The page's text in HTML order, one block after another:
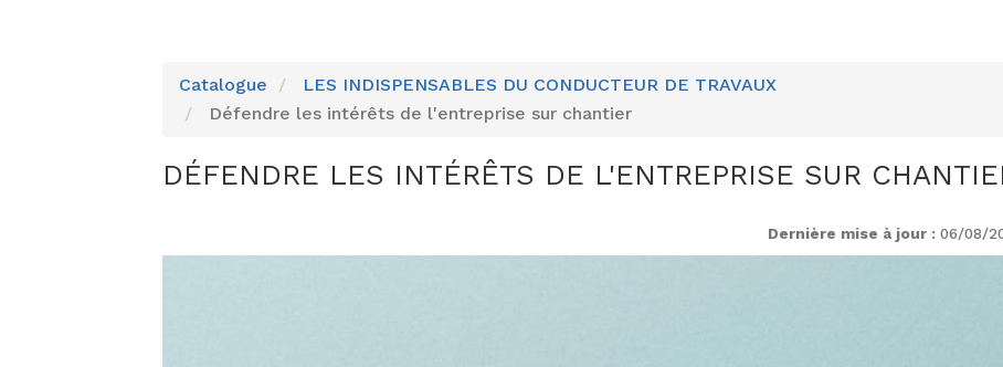
Catalogue
LES INDISPENSABLES DU CONDUCTEUR DE TRAVAUX
Défendre les intérêts de l'entreprise sur chantier
DÉFENDRE LES INTÉRÊTS DE L'ENTREPRISE SUR
Dernière mise à jour : 06/08/